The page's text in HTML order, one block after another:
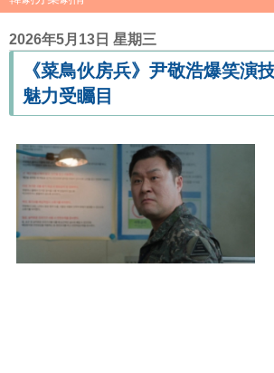
2026年5月13日 星期三
《菜鳥伙房兵》尹敬浩爆笑
魅力受矚目